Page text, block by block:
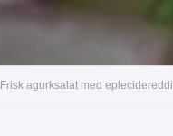
Frisk agurksalat med